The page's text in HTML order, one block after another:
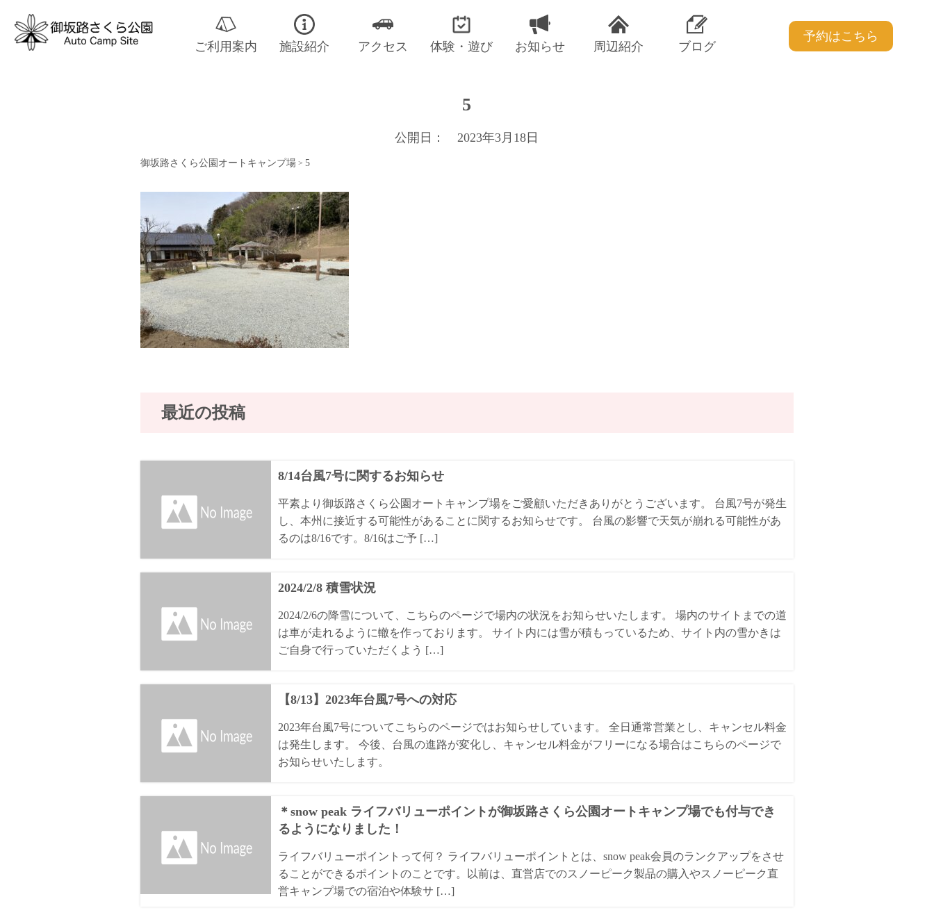
ご利用案内 施設紹介 アクセス 体験・遊び お知らせ 周辺紹介 ブログ
予約はこちら
5
公開日： 2023年3月18日
御坂路さくら公園オートキャンプ場> 5
最近の投稿
8/14台風7号に関するお知らせ
平素より御坂路さくら公園オートキャンプ場をご愛顧いただきありがとうございます。 台風7号が発生
し、本州に接近する可能性があることに関するお知らせです。 台風の影響で天気が崩れる可能性があ
るのは8/16です。8/16はご予 […]
2024/2/8 積雪状況
2024/2/6の降雪について、こちらのページで場内の状況をお知らせいたします。 場内のサイトまでの道
は車が走れるように轍を作っております。 サイト内には雪が積もっているため、サイト内の雪かきは
ご自身で行っていただくよう […]
【8/13】2023年台風7号への対応
2023年台風7号についてこちらのページではお知らせしています。 全日通常営業とし、キャンセル料金
は発生します。 今後、台風の進路が変化し、キャンセル料金がフリーになる場合はこちらのページで
お知らせいたします。
＊snow peak ライフバリューポイントが御坂路さくら公園オートキャンプ場でも付与でき
るようになりました！
ライフバリューポイントって何？ ライフバリューポイントとは、snow peak会員のランクアップをさせ
ることができるポイントのことです。以前は、直営店でのスノーピーク製品の購入やスノーピーク直
営キャンプ場での宿泊や体験サ […]